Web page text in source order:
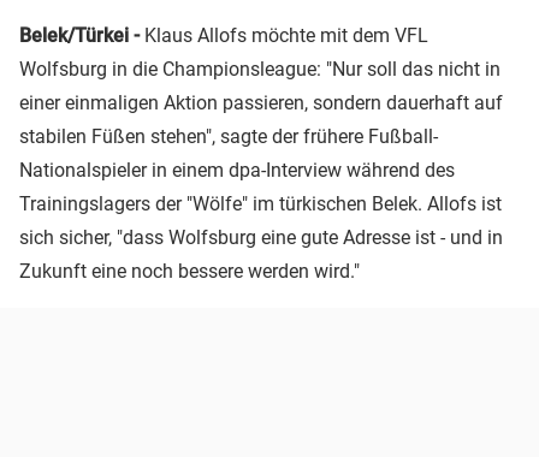
Belek/Türkei -Klaus Allofs möchte mit dem VFL
Wolfsburg in die Championsleague: "Nur soll das nicht in
einer einmaligen Aktion passieren, sondern dauerhaft auf
stabilen Füßen stehen", sagte der frühere Fußball-
Nationalspieler in einem dpa-Interview während des
Trainingslagers der "Wölfe" im türkischen Belek. Allofs ist
sich sicher, "dass Wolfsburg eine gute Adresse ist - und in
Zukunft eine noch bessere werden wird."